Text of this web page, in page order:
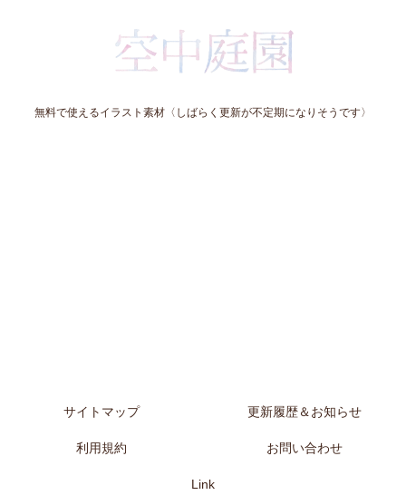
無料で使えるイラスト素材〈しばらく更新が不定期になりそうです〉
サイトマップ 更新履歴＆お知らせ
利用規約 お問い合わせ
Link